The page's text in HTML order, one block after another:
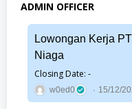
ADMIN OFFICER
Lowongan Kerja
Niaga
Closing Date: -
w0ed0 15/12/